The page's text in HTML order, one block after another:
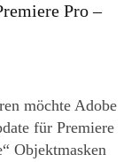
Pro –
möchte Adobe
für Premiere
Objektmasken